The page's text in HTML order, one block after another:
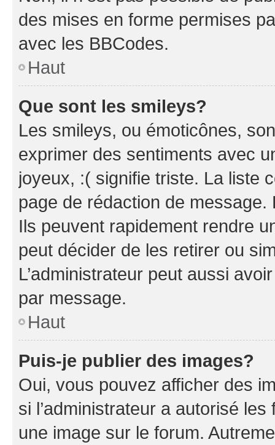
des mises en forme permises
avec les BBCodes.
Haut
Que sont les smileys?
Les smileys, ou émoticônes,
exprimer des sentiments avec
joyeux, :( signifie triste. La liste
page de rédaction de
Ils peuvent rapidement rendre
peut décider de les retirer ou
L’administrateur peut aussi
par message.
Haut
Puis-je publier des images?
Oui, vous pouvez afficher des
si l’administrateur a autorisé
une image sur le forum.